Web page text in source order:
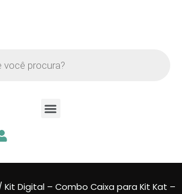
Kit Digital – Combo Caixa para Kit Kat –